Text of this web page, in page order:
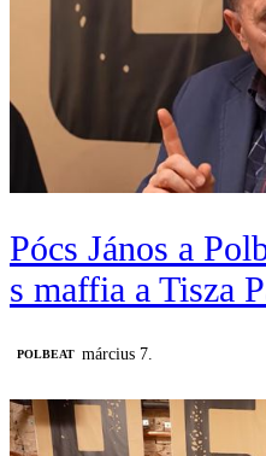
Pócs János a
s maffia a Tisza
‎POLBEAT március 7.